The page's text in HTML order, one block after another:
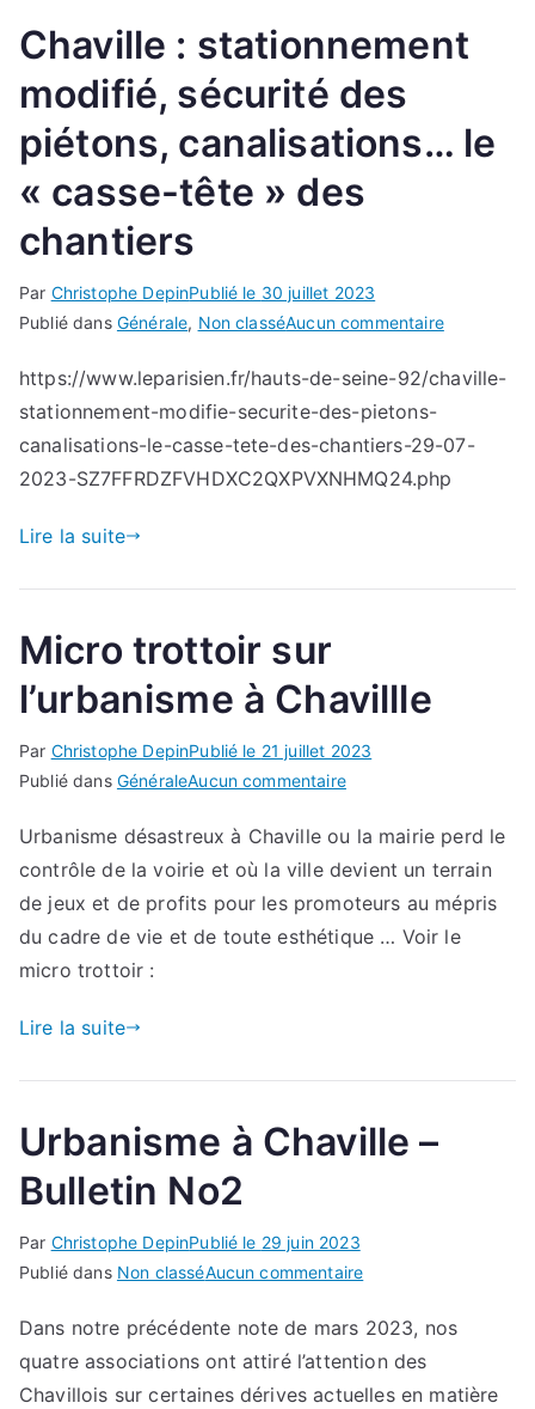
de
Chaville
Vélizy
Bas
:
dégradation,
limitation
travaux,
respect
des
règles
…
Chaville : stationnement
modifié, sécurité des
piétons, canalisations… le
« casse-tête » des
chantiers
Par Christophe DepinPublié le 30 juillet 2023
Publié dans Générale, Non classéAucun commentairesur
:
modifié,
sécurité
le
https://www.leparisien.fr/hauts-de-seine-92/chaville-
stationnement-modifie-securite-des-pietons-
canalisations-le-casse-tete-des-chantiers-29-07-
2023-SZ7FFRDZFVHDXC2QXPVXNHMQ24.php
Lire la suite
Micro trottoir sur
l’urbanisme à Chavillle
Par Christophe DepinPublié le 21 juillet 2023
Publié dans GénéraleAucun commentairesur
trottoir
sur
l’urbanisme
à
Urbanisme désastreux à Chaville ou la mairie perd le
contrôle de la voirie et où la ville devient un terrain
de jeux et de profits pour les promoteurs au mépris
du cadre de vie et de toute esthétique … Voir le
micro trottoir :
Lire la suite
Urbanisme à Chaville –
Bulletin No2
Par Christophe DepinPublié le 29 juin 2023
Publié dans Non classéAucun commentairesur
à
Chaville
–
Dans notre précédente note de mars 2023, nos
quatre associations ont attiré l’attention des
Chavillois sur certaines dérives actuelles en matière